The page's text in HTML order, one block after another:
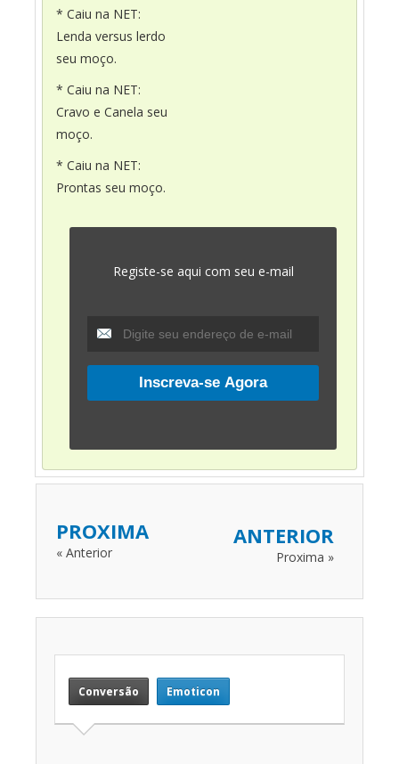
* Caiu na NET:
Lenda versus lerdo
seu moço.
* Caiu na NET:
Cravo e Canela seu
moço.
* Caiu na NET:
Prontas seu moço.
Registe-se aqui com seu e-mail
PROXIMA
« Anterior
ANTERIOR
Proxima »
Conversão Emoticon